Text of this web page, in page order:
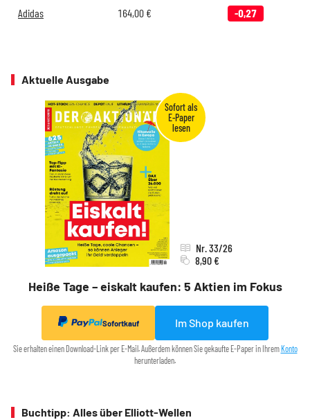
Adidas 164,00 € -0,27
Aktuelle Ausgabe
Heiße Tage – eiskalt kaufen: 5 Aktien im Fokus
Nr. 33/26
8,90 €
Sofortkauf Im Shop kaufen
Sie erhalten einen Download-Link per E-Mail. Außerdem können Sie gekaufte E-Paper in Ihrem Konto
herunterladen.
Buchtipp: Alles über Elliott-Wellen